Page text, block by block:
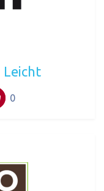
Leicht
0